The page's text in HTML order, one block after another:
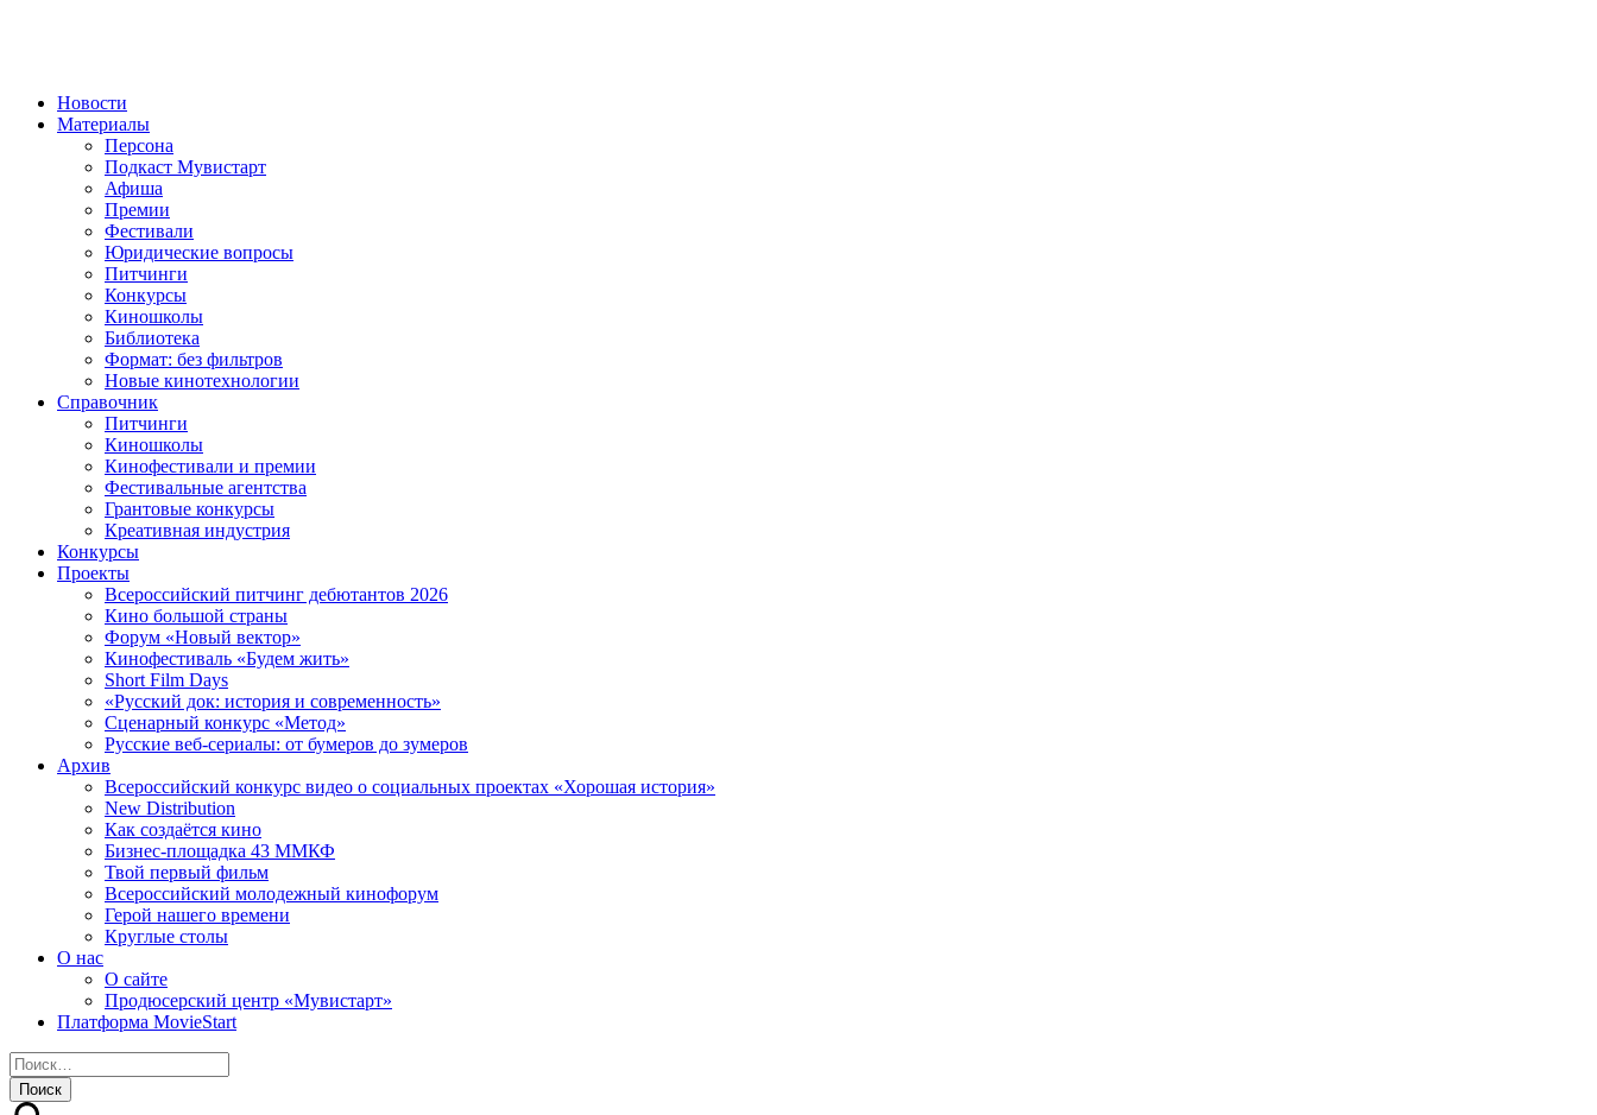
Новости
Материалы
Персона
Подкаст Мувистарт
Афиша
Премии
Фестивали
Юридические вопросы
Питчинги
Конкурсы
Киношколы
Библиотека
Формат: без фильтров
Новые кинотехнологии
Справочник
Питчинги
Киношколы
Кинофестивали и премии
Фестивальные агентства
Грантовые конкурсы
Креативная индустрия
Конкурсы
Проекты
Всероссийский питчинг дебютантов 2026
Кино большой страны
Форум «Новый вектор»
Кинофестиваль «Будем жить»
Short Film Days
«Русский док: история и современность»
Сценарный конкурс «Метод»
Русские веб-сериалы: от бумеров до зумеров
Архив
Всероссийский конкурс видео о социальных проектах «Хорошая история»
New Distribution
Как создаётся кино
Бизнес-площадка 43 ММКФ
Твой первый фильм
Всероссийский молодежный кинофорум
Герой нашего времени
Круглые столы
О нас
О сайте
Продюсерский центр «Мувистарт»
Платформа MovieStart